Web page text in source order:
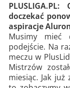
doczekać
aspiracje
Musimy mieć
podejście. Na
meczu w
Mistrzów
miesiąc. Jak